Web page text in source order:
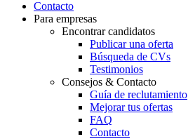
Contacto
Para empresas
Encontrar candidatos
Publicar una oferta
Búsqueda de CVs
Testimonios
Consejos & Contacto
Guía de reclutamiento
Mejorar tus ofertas
FAQ
Contacto